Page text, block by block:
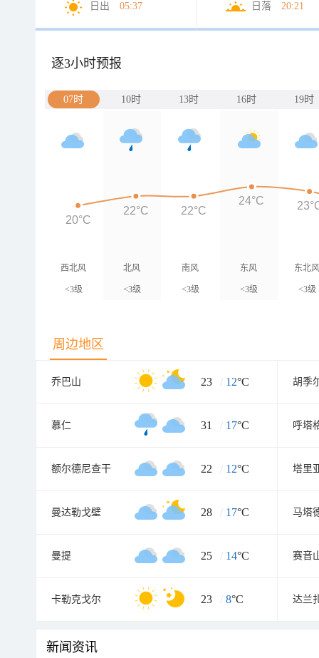
日出 05:37 日落 20:21
逐3小时预报
07时 10时 13时 16时 19时
西北风
<3级
北风
<3级
南风
<3级
东风
<3级
东北
<3级
20°C
22°C 22°C
24°C
周边地区
乔巴山 23 / 12°C 胡季
慕仁 31 / 17°C 呼塔
额尔德尼查干 22 / 12°C 塔里
曼达勒戈壁 28 / 17°C 马塔
曼提 25 / 14°C 赛音
卡勒克戈尔 23 / 8°C 达兰
新闻资讯